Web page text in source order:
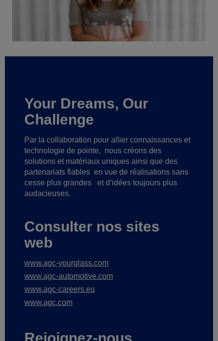
Your Dreams, Our
Challenge
Par la collaboration pour allier connaissances et
technologie de pointe, nous créons des
solutions et matériaux uniques ainsi que des
partenariats fiables en vue de réalisations sans
cesse plus grandes
et d’idées toujours plus
audacieuses.
Consulter nos sites
web
www.agc-yourglass.com
www.agc-automotive.com
www.agc-careers.eu
www.agc.com